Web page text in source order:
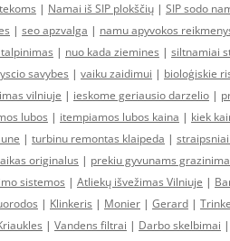
| Namai iš SIP plokščių | SIP sodo
| seo apzvalga | namu apyvokos
| nuo kada ziemines | siltnamiai
savybes | vaiku zaidimui | bioloģiskie
vilniuje | ieskome geriausio darzelio |
lubos | itempiamos lubos kaina | kiek
| turbinu remontas klaipeda |
originalus | prekiu gyvunams
sistemos | Atliekų išvežimas Vilniuje |
| Klinkeris | Monier | Gerard |
| Vandens filtrai | Darbo skelbimai |